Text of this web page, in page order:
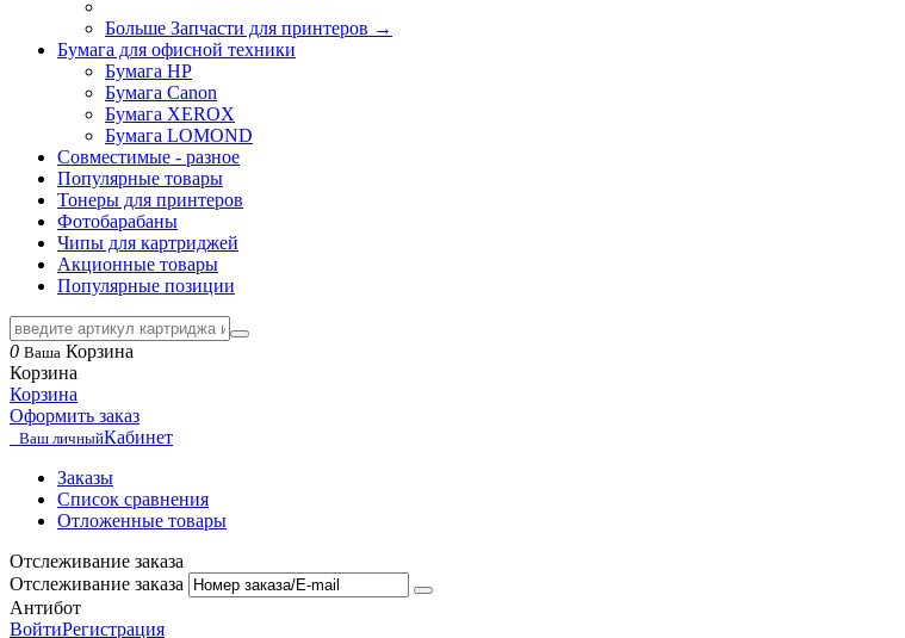
Больше Запчасти для принтеров →
Бумага для офисной техники
Бумага HP
Бумага Canon
Бумага XEROX
Бумага LOMOND
Совместимые - разное
Популярные товары
Тонеры для принтеров
Фотобарабаны
Чипы для картриджей
Акционные товары
Популярные позиции
0 Ваша Корзина
Корзина
Корзина
Оформить заказ
Ваш личныйКабинет
Заказы
Список сравнения
Отложенные товары
Отслеживание заказа
Отслеживание заказа
Антибот
ВойтиРегистрация